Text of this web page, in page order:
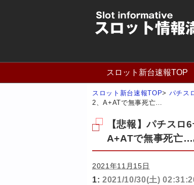
スロット新台速報TOP
スロット新台速報TOP> パチス
2、A+ATで無事死亡…
【悲報】パチスロ
A+ATで無事死亡…
2021年11月15日
1: 2021/10/30(土)